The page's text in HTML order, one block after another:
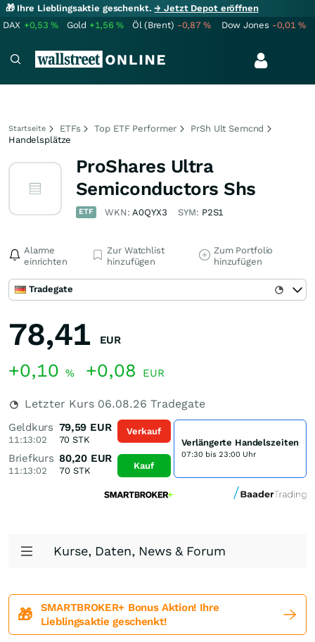
🎁 Ihre Lieblingsaktie geschenkt.→ Jetzt Depot eröffnen
DAX +0,53% Gold +1,56% Öl (Brent) -0,87% Dow Jones -0,01%
Startseite ETFs Top ETF Performer
PrSh Ult Semcnd
Handelsplätze
ProShares Ultra
Semiconductors Shs
ETF WKN:A0QYX3 SYM: P2S1
Alarme
einrichten
Zur Watchlist
hinzufügen
Zum Portfolio
hinzufügen
Tradegate
78,41 EUR
+0,10 % +0,08 EUR
Letzter Kurs 06.08.26 Tradegate
Geldkurs
11:13:02
79,59 EUR
70 STK
Briefkurs
11:13:02
80,20 EUR
70 STK
Verkauf
Kauf
Verlängerte Handelszeiten
07:30 bis 23:00 Uhr
Kurse, Daten, News & Forum
🎁
SMARTBROKER+ Bonus Aktion! Ihre
Lieblingsaktie geschenkt!